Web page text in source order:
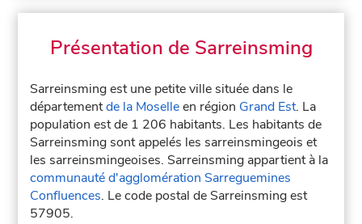
Présentation de Sarreinsming
Sarreinsming est une petite ville située dans le
départementde la Moselleen région Grand Est. La
population est de 1 206 habitants. Les habitants de
Sarreinsming sont appelés les sarreinsmingeois et
les sarreinsmingeoises. Sarreinsming appartient à la
communauté d'agglomération Sarreguemines
Confluences. Le code postal de Sarreinsming est
57905.